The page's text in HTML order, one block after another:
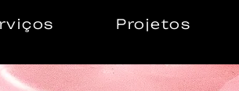
Projetos